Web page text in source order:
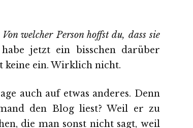
Von welcher Person hoffst du, dass sie
jetzt ein bisschen darüber
keine ein. Wirklich nicht.
auch auf etwas anderes. Denn
den Blog liest? Weil er zu
die man sonst nicht sagt, weil